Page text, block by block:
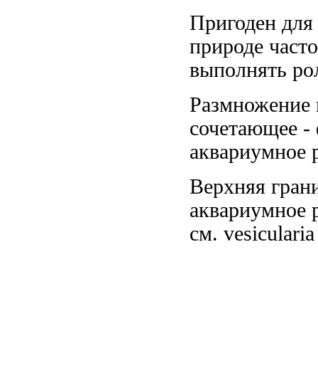
Пригоден для
природе
выполнять
Размножение
сочетающее -
аквариумное
Верхняя
аквариумное
см.